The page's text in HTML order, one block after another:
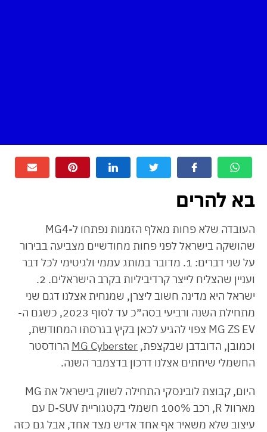
בא להרים
העובדה שלא פחות מאלף הזמנות נפתחו ל-MG4
שהושקה בישראל לפני פחות מחודשיים מצביעה בבירור
על שני דברים: 1. מדובר במותג עממי ולגיטימי לכל דבר
ועניין שהצליח לייצר קרדיביליות בקרב הישראלים. 2.
ישראל היא מדינה חשוב ליצרן, שמנחית אצלנו דגם שני
מתחילת השנה ורביעי בסה״כ עד לסוף 2023, כשגם ה-
MG ZS EV צפוי להגיע לכאן בקיץ בגרסתו המחודשת,
וכמובן, הדובדבן שבקצפת, MG Cyberster הרודסטר
החשמלי שיחתים אצלנו דרכון בדצמבר השנה.
היום, קבוצת לובינסקי התחילה לשווק בישראל את MG
מארוול R, רכב 100% חשמלי בקטגוריית D-SUV עם
עיצוב שלא משאיר אף אחד אדיש מצד אחד, אבל גם כזה